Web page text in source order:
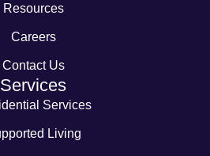
Resources
Careers
Contact Us
Services
Services
Living